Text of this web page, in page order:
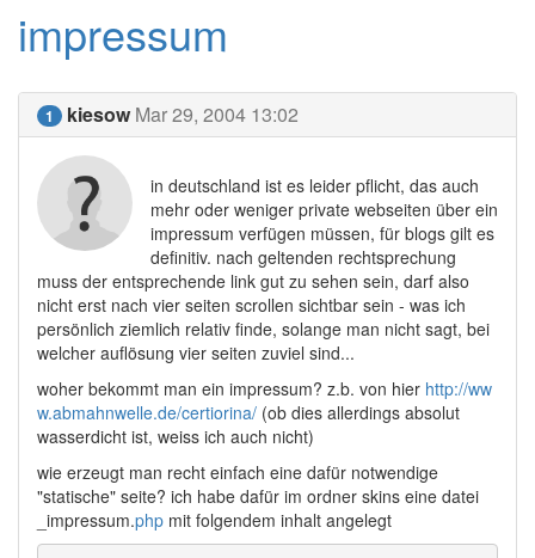
impressum
1 kiesow Mar 29, 2004 13:02
in deutschland ist es leider pflicht, das auch
mehr oder weniger private webseiten über ein
impressum verfügen müssen, für blogs gilt es
definitiv. nach geltenden rechtsprechung
muss der entsprechende link gut zu sehen sein, darf also
nicht erst nach vier seiten scrollen sichtbar sein - was ich
persönlich ziemlich relativ finde, solange man nicht sagt, bei
welcher auflösung vier seiten zuviel sind...
woher bekommt man ein impressum? z.b. von hier http://ww
w.abmahnwelle.de/certiorina/ (ob dies allerdings absolut
wasserdicht ist, weiss ich auch nicht)
wie erzeugt man recht einfach eine dafür notwendige
"statische" seite? ich habe dafür im ordner skins eine datei
_impressum.php mit folgendem inhalt angelegt